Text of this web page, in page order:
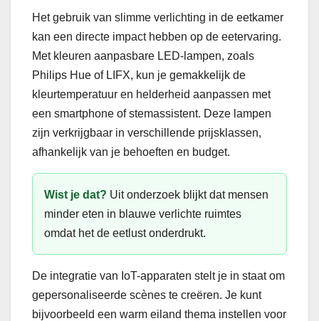
Het gebruik van slimme verlichting in de eetkamer
kan een directe impact hebben op de eetervaring.
Met kleuren aanpasbare LED-lampen, zoals
Philips Hue of LIFX, kun je gemakkelijk de
kleurtemperatuur en helderheid aanpassen met
een smartphone of stemassistent. Deze lampen
zijn verkrijgbaar in verschillende prijsklassen,
afhankelijk van je behoeften en budget.
Wist je dat? Uit onderzoek blijkt dat mensen
minder eten in blauwe verlichte ruimtes
omdat het de eetlust onderdrukt.
De integratie van IoT-apparaten stelt je in staat om
gepersonaliseerde scènes te creëren. Je kunt
bijvoorbeeld een warm eiland thema instellen voor